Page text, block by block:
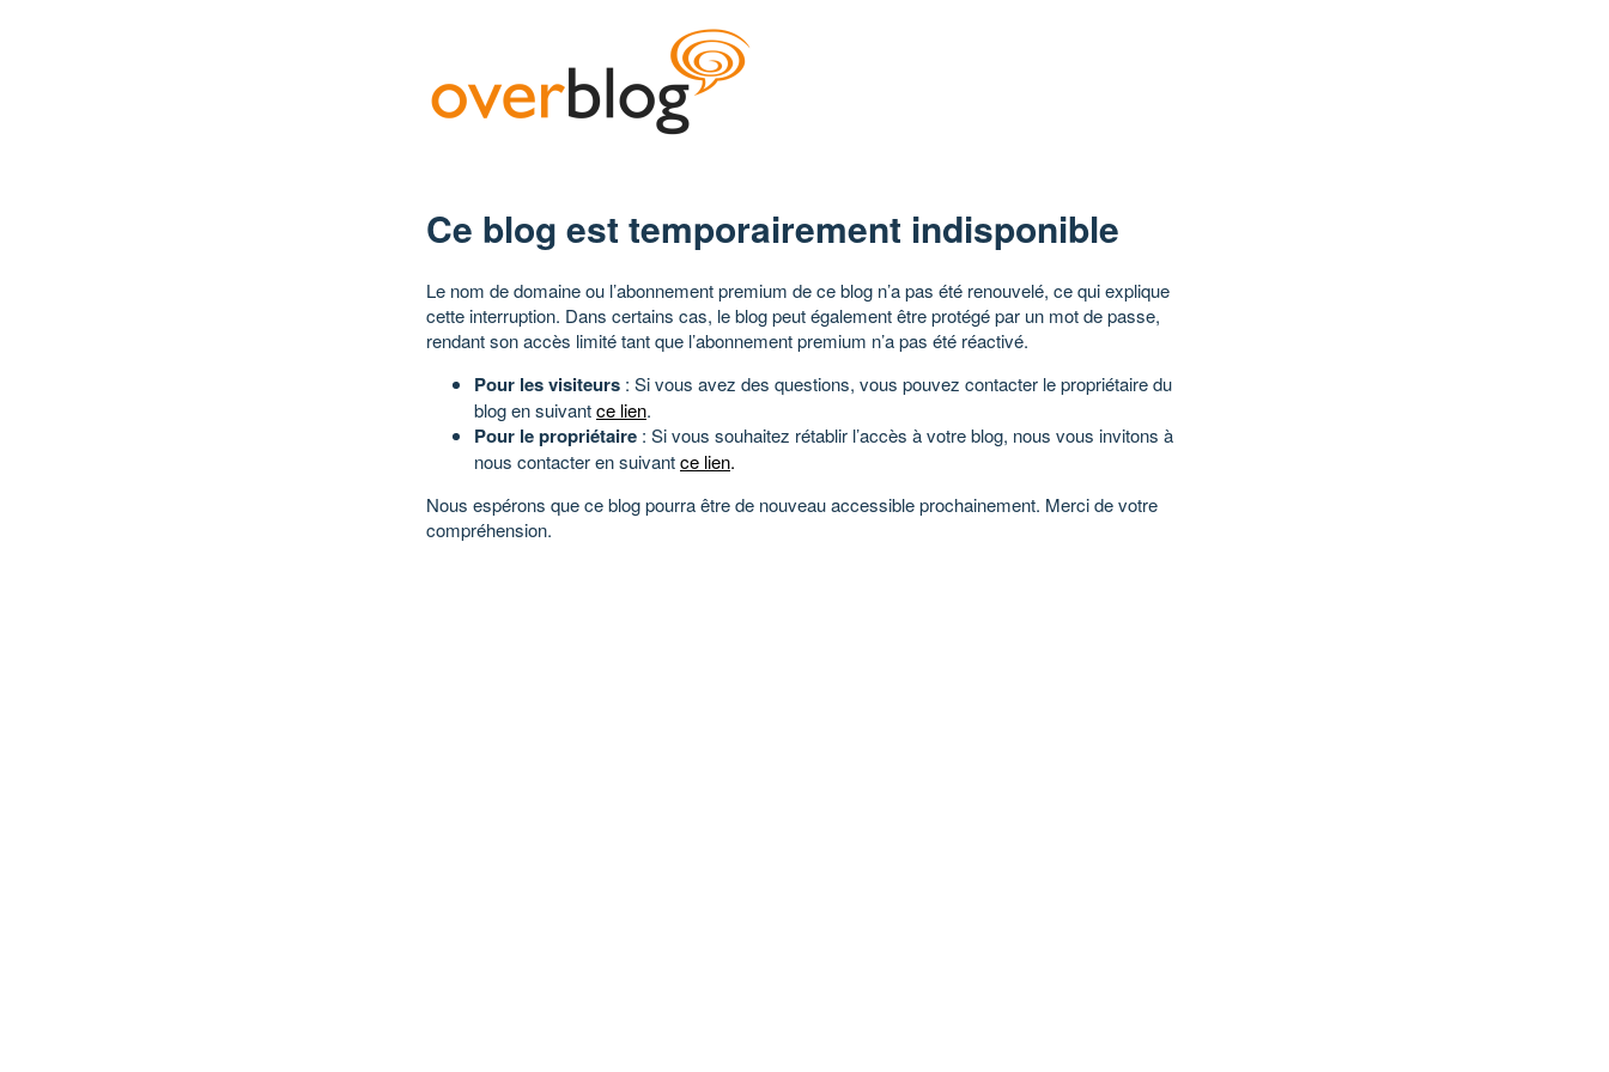
Ce blog est temporairement indisponible
Le nom de domaine ou l’abonnement premium de ce blog n’a pas été renouvelé, ce qui explique
cette interruption. Dans certains cas, le blog peut également être protégé par un mot de passe,
rendant son accès limité tant que l’abonnement premium n’a pas été réactivé.
Pour les visiteurs : Si vous avez des questions, vous pouvez contacter le propriétaire du
blog en suivantce lien.
Pour le propriétaire : Si vous souhaitez rétablir l’accès à votre blog, nous vous invitons à
nous contacter en suivantce lien.
Nous espérons que ce blog pourra être de nouveau accessible prochainement. Merci de votre
compréhension.